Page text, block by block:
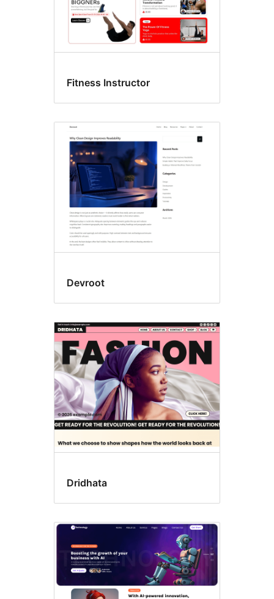
Fitness Instructor
Devroot
Dridhata